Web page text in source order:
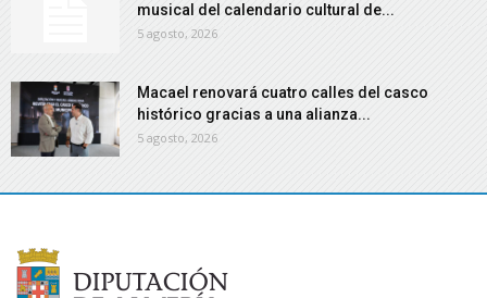
musical del calendario cultural de...
5 agosto, 2026
Macael renovará cuatro calles del casco
histórico gracias a una alianza...
5 agosto, 2026